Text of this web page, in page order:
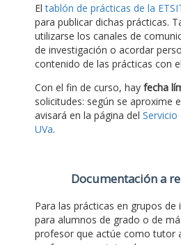
Eltablón de prácticas de la
para publicar dichas prácticas.
utilizarse los canales de
de investigación o acordar
contenido de las prácticas con
Con el fin de curso, hay fecha
solicitudes: según se aproxime
avisará en la página del Servicio
UVa.
Documentación a
Para las prácticas en grupos de
para alumnos de grado o de
profesor que actúe como tutor